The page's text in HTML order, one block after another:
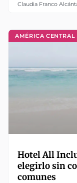
Claudia Franco
AMÉRICA CENTRAL
Hotel All
elegirlo sin
comunes